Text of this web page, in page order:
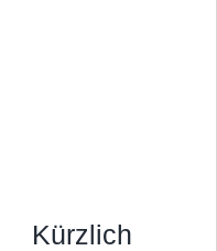
Kürzlich